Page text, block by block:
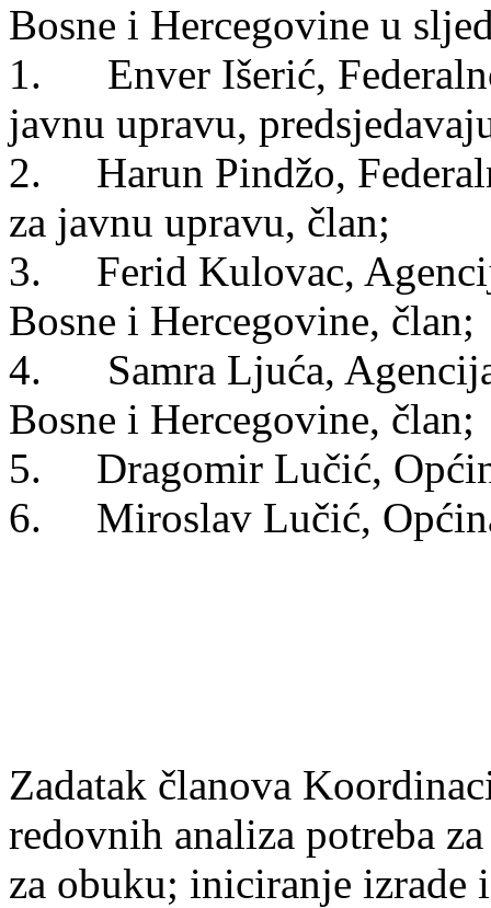
Bosne i Hercegovine u
1. Enver Išerić,
javnu upravu,
2. Harun Pindžo,
za javnu upravu, član;
3. Ferid Kulovac,
Bosne i Hercegovine, član;
4. Samra Ljuća, Agencija
Bosne i Hercegovine, član;
5. Dragomir Lučić,
6. Miroslav Lučić,
Zadatak članova
redovnih analiza potreba
za obuku; iniciranje izrade